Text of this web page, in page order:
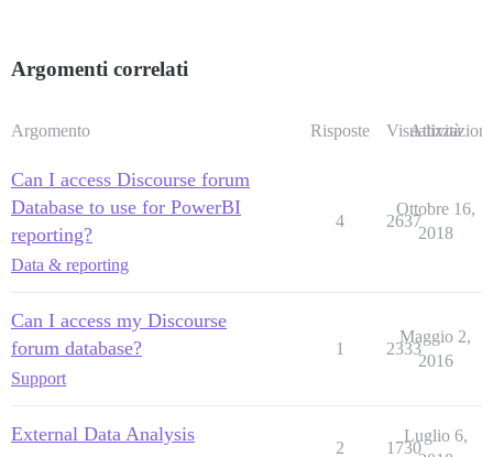
Argomenti correlati
Argomento Risposte Visualizzazioni
Attività
Can I access Discourse forum
Database to use for PowerBI
reporting?
Data & reporting
4 2637
Ottobre 16,
2018
Can I access my Discourse
forum database?
Support
1 2333
Maggio 2,
2016
External Data Analysis
2 1730
Luglio 6,